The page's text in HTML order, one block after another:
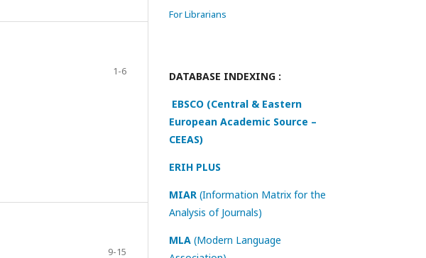
1-6
9-15
For Librarians
DATABASE INDEXING :
EBSCO (Central & Eastern
European Academic Source –
CEEAS)
ERIH PLUS
MIAR (Information Matrix for the
Analysis of Journals)
MLA (Modern Language